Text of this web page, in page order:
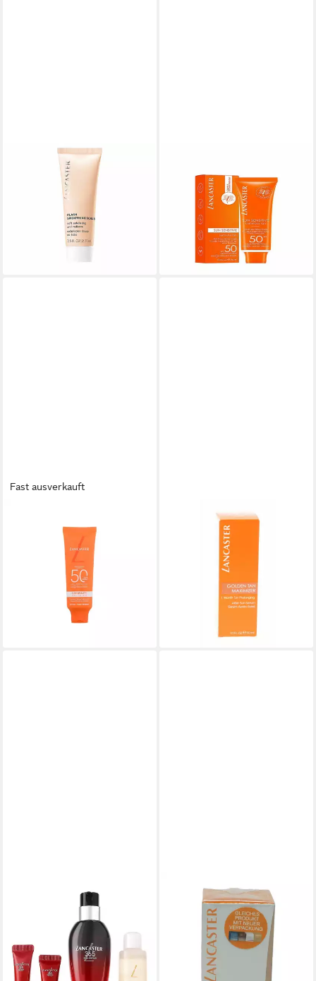
Gesichtspeeling
Gesichtsmaske Flash
lieferbar - in 8-10 Werktagen bei
Sonnenschutzcreme Sun
Sensitive Luminous Tan Oil-
Free Milky Fluid Spf50
ab 23,19 €
(463,80 €/ 1 l)
lieferbar - in 3-4 Werktagen bei dir
Fast ausverkauft
Körperpflegemittel SUN
BEAUTY mineralische
Gesichtscreme für
empfindliche Haut
lieferbar - in 9-11 Werktagen bei
LANCASTER
Sonnenschutzpflege Golden
Tan Maximizer After Sun
(1.025,00 €/ 1 l)
lieferbar - in 9-11 Werktagen bei
Parfum 365 Skin Repair
lieferbar - in 2-3 Werktagen bei dir
LANCASTER
Augencreme Lancaster
Beauty 365 Repair Eye
Serum Youth Renewal 15 ml
109,00 €
(7.266,67 €/ 1 l)
lieferbar - in 2-3 Werktagen bei dir